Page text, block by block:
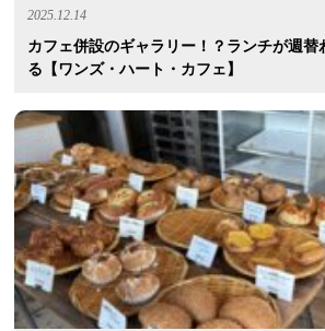
2025.12.14
カフェ併設のギャラリー！？ランチが週替
る【ワンズ・ハート・カフェ】